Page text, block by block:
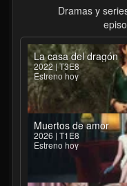
Dramas y
La casa del dragón
2022 | T3E8
Estreno hoy
Muertos de amor
2026 | T1E8
Estreno hoy